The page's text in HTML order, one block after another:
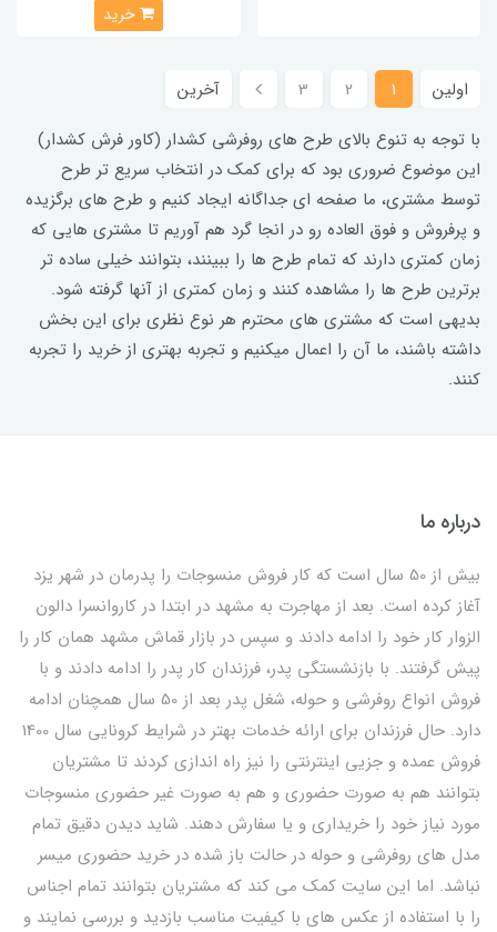
خرید
اولین 1
2
3
آخرین
با توجه به تنوع بالای طرح های روفرشی کشدار (کاور فرش کشدار)
این موضوع ضروری بود که برای کمک در انتخاب سریع تر طرح
توسط مشتری، ما صفحه ای جداگانه ایجاد کنیم و طرح های برگزیده
و پرفروش و فوق العاده رو در انجا گرد هم آوریم تا مشتری هایی که
زمان کمتری دارند که تمام طرح ها را ببینند، بتوانند خیلی ساده تر
برترین طرح ها را مشاهده کنند و زمان کمتری از آنها گرفته شود.
بدیهی است که مشتری های محترم هر نوع نظری برای این بخش
داشته باشند، ما آن را اعمال میکنیم و تجربه بهتری از خرید را تجربه
کنند.
درباره ما
بیش از 50 سال است که کار فروش منسوجات را پدرمان در شهر یزد
آغاز کرده است. بعد از مهاجرت به مشهد در ابتدا در کاروانسرا دالون
الزوار کار خود را ادامه دادند و سپس در بازار قماش مشهد همان کار را
پیش گرفتند. با بازنشستگی پدر، فرزندان کار پدر را ادامه دادند و با
فروش انواع روفرشی و حوله، شغل پدر بعد از 50 سال همچنان ادامه
دارد. حال فرزندان برای ارائه خدمات بهتر در شرایط کرونایی سال 1400
فروش عمده و جزیی اینترنتی را نیز راه اندازی کردند تا مشتریان
بتوانند هم به صورت حضوری و هم به صورت غیر حضوری منسوجات
مورد نیاز خود را خریداری و یا سفارش دهند. شاید دیدن دقیق تمام
مدل های روفرشی و حوله در حالت باز شده در خرید حضوری میسر
نباشد. اما این سایت کمک می کند که مشتریان بتوانند تمام اجناس
را با استفاده از عکس های با کیفیت مناسب بازدید و بررسی نمایند و